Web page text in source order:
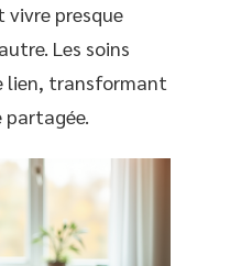
presque
Les soins
lien, transformant